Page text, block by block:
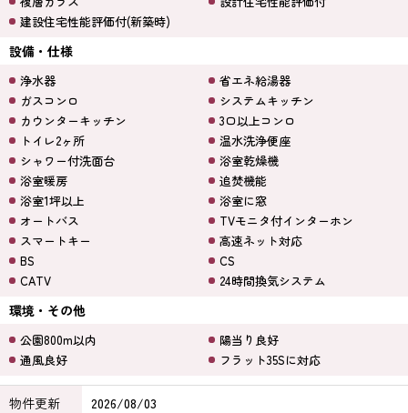
建設住宅性能評価付(新築時)
設備・仕様
浄水器
省エネ給湯器
ガスコンロ
システムキッチン
カウンターキッチン
3口以上コンロ
トイレ2ヶ所
温水洗浄便座
シャワー付洗面台
浴室乾燥機
浴室暖房
追焚機能
浴室1坪以上
浴室に窓
オートバス
TVモニタ付インターホン
スマートキー
高速ネット対応
BS
CS
CATV
24時間換気システム
環境・その他
公園800m以内
陽当り良好
通風良好
フラット35Sに対応
物件更新
2026/08/03